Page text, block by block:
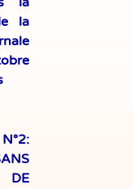
la
DE